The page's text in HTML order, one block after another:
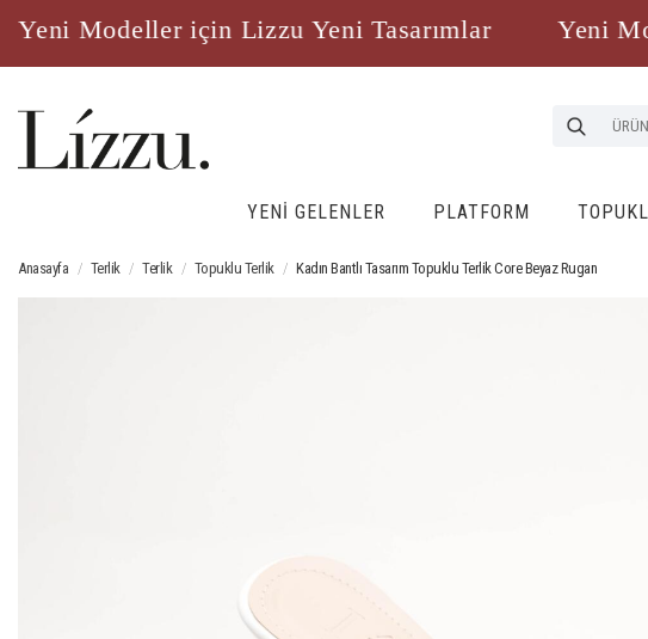
Modeller için Lizzu Yeni Tasarımlar Yeni
YENİ GELENLER PLATFORM
Anasayfa Terlik Terlik Topuklu Terlik Kadın Bantlı Tasarım Topuklu Terlik Core Beyaz Rugan